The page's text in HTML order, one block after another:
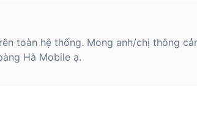
toàn hệ thống. Mong anh/chị thông
Hà Mobile ạ.